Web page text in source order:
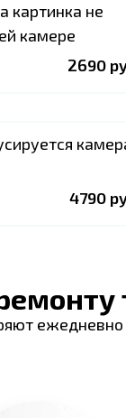
картинка не
камере
2690
4790
ежедневно